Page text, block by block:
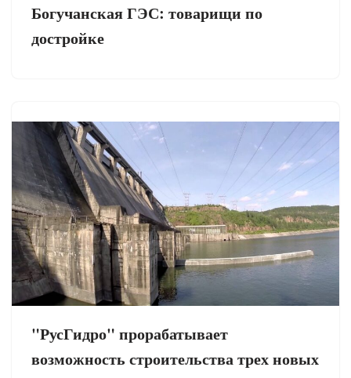
Богучанская ГЭС: товарищи по
достройке
"РусГидро" прорабатывает
возможность строительства трех новых